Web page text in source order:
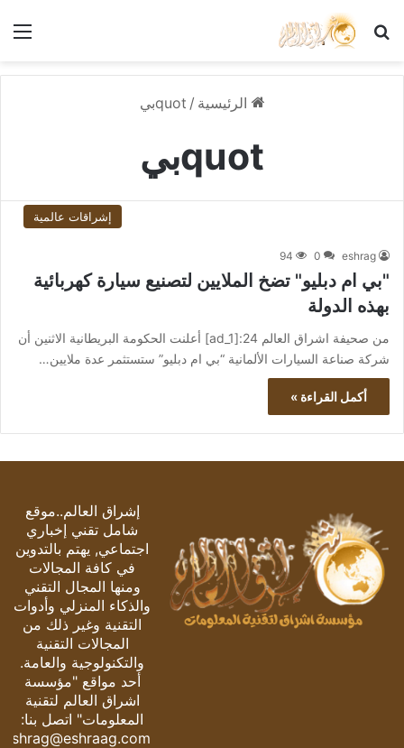
بحث عن
الرئيسية / quotبي
quotبي
إشراقات عالمية
eshrag
0
94
"بي ام دبليو" تضخ الملايين لتصنيع سيارة كهربائية
بهذه الدولة
من صحيفة اشراق العالم 24:[ad_1] أعلنت الحكومة البريطانية الاثنين أن
شركة صناعة السيارات الألمانية “بي ام دبليو” ستستثمر عدة ملايين…
أكمل القراءة »
إشراق العالم..موقع
شامل تقني إخباري
اجتماعي, يهتم بالتدوين
في كافة المجالات
ومنها المجال التقني
والذكاء المنزلي وأدوات
التقنية وغير ذلك من
المجالات التقنية
والتكنولوجية والعامة.
أحد مواقع "مؤسسة
اشراق العالم لتقنية
المعلومات" اتصل بنا:
eshrag@eshraag.com